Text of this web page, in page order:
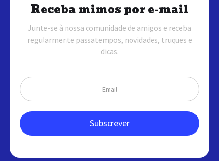
Receba mimos por e-mail
Junte-se à nossa comunidade de amigos e receba
regularmente passatempos, novidades, truques e
dicas.